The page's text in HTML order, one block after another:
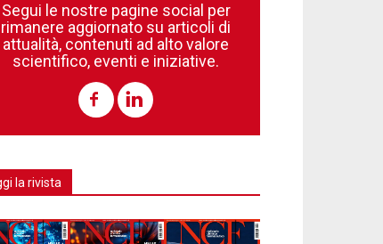
Segui le nostre pagine social per
rimanere aggiornato su articoli di
attualità, contenuti ad alto valore
scientifico, eventi e iniziative.
la rivista